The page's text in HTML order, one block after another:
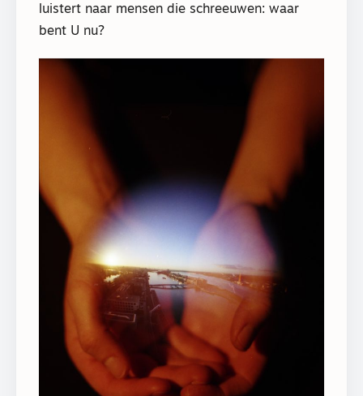
luistert naar mensen die schreeuwen: waar
bent U nu?